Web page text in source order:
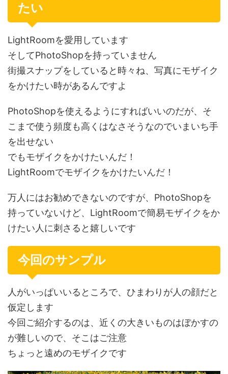
たい
LightRoomを愛用しています
そしてPhotoShopを持っていません
街撮スナップをしていると時々ね、写真にモザイク
をかけたい時があるんですよ
PhotoShopを使えるようにすればいいのだが、そ
こまで使う頻度も高くはなさそうなのでいまいち手
を出せない
でもモザイクをかけたいんだ！
LightRoomでモザイクをかけたいんだ！
万人にはお勧めできないのですが、PhotoShopを
持っていないけど、LightRoomで簡易モザイクをか
けたい人に刺さると嬉しいです
今回のサンプル
人がいっぱいいるところで、ひまわりが人の顔だと
仮定します
今回ご紹介するのは、近くの大きいものはぼかすの
が難しいので、そこはご注意
ちょっと遠めのモザイクです